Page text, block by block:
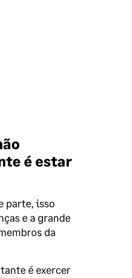
é estar
parte, isso
e a grande
da
é exercer